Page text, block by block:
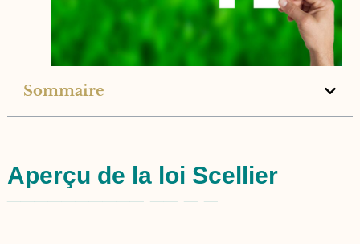
Sommaire
Aperçu de la loi Scellier